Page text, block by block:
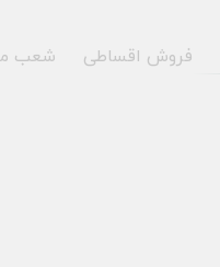
فروش اقساطی شعب